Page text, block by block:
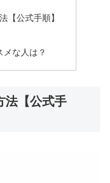
【公式手順】
メな人は？
法【公式手